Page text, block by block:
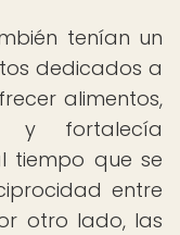
tenían un
dedicados a
alimentos,
y fortalecía
tiempo que se
entre
otro lado, las